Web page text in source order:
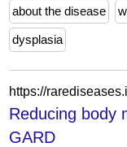
about the disease
dysplasia
Reducing body
GARD